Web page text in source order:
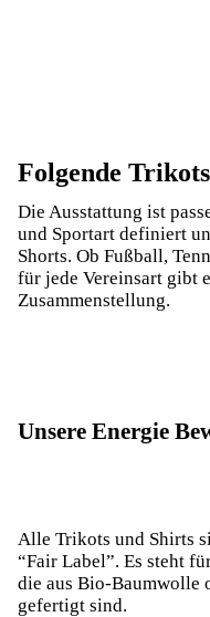
Folgende
Die Ausstattung ist
und Sportart definiert
Shorts. Ob Fußball,
für jede Vereinsart gibt
Zusammenstellung.
Unsere Energie
Alle Trikots und Shirts
“Fair Label”. Es steht
die aus Bio-Baumwolle
gefertigt sind.